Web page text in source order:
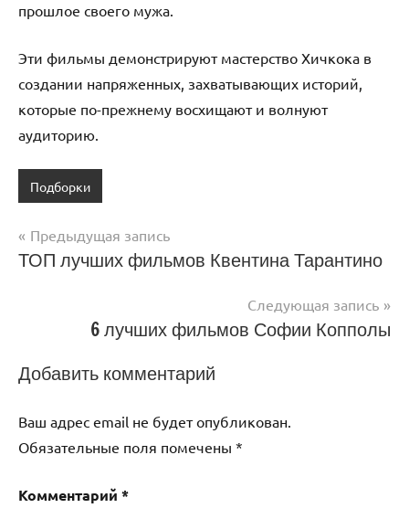
прошлое своего мужа.
Эти фильмы демонстрируют мастерство Хичкока в
создании напряженных, захватывающих историй,
которые по-прежнему восхищают и волнуют
аудиторию.
Подборки
Навигация
по
Предыдущая запись
ТОП лучших фильмов Квентина Тарантино
Следующая запись
6 лучших фильмов Софии Копполы
Добавить комментарий
Ваш адрес email не будет опубликован.
Обязательные поля помечены *
Комментарий *